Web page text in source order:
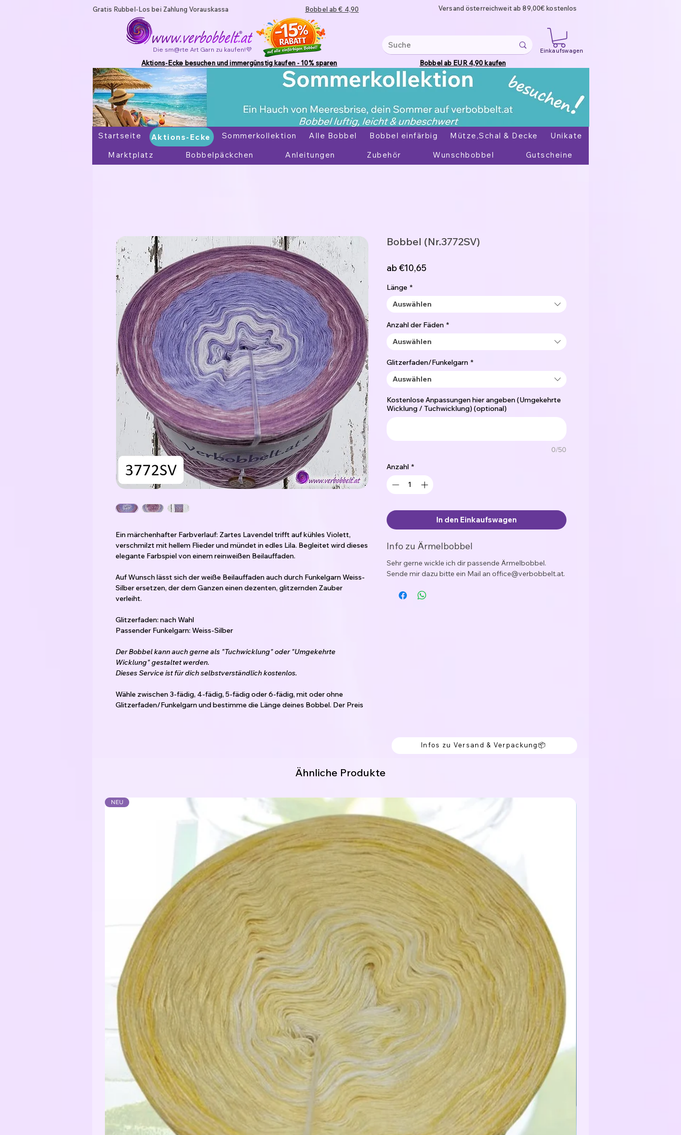
Gratis Rubbel-Los bei Zahlung Vorauskassa Bobbel ab € 4,90 Versand österreichweit ab 89,00€ kostenlos
Die sm@rte Art Garn zu kaufen!💜 Einkaufswagen
Aktions-Ecke besuchen und immergünstig kaufen - 10% sparen Bobbel ab EUR 4,90 kaufen
Startseite Aktions-Ecke Sommerkollektion Alle Bobbel Bobbel einfärbig Mütze,Schal & Decke
Unikate
Marktplatz
Bobbelpäckchen Anleitungen Zubehör Wunschbobbel Gutscheine
Aktions-Ecke
Ein märchenhafter Farbverlauf: Zartes Lavendel trifft auf kühles Violett,
verschmilzt mit hellem Flieder und mündet in edles Lila. Begleitet wird dieses
elegante Farbspiel von einem reinweißen Beilauffaden.
Auf Wunsch lässt sich der weiße Beilauffaden auch durch Funkelgarn Weiss-
Silber ersetzen, der dem Ganzen einen dezenten, glitzernden Zauber
verleiht.
Glitzerfaden: nach Wahl
Passender Funkelgarn: Weiss-Silber
Der Bobbel kann auch gerne als "Tuchwicklung" oder "Umgekehrte
Wicklung" gestaltet werden.
Dieses Service ist für dich selbstverständlich kostenlos.
Wähle zwischen 3-fädig, 4-fädig, 5-fädig oder 6-fädig, mit oder ohne
Glitzerfaden/Funkelgarn und bestimme die Länge deines Bobbel. Der Preis
Die Farbwechsel sind mit kleinen Knoten verbunden, welche einfach
Je nachdem wie die Farben verlaufen sollen.
Ausgenommen bei einer Tuchwicklung. (hier fängst du innen an.)
Meine Empfehlung für die Verarbeitung:
4-fädig: Nadelstärke 3,5 - 4,5
5-fädig: Nadelstärke 4,5 - 5,5
6-fädig: Nadelstärke 5,5 - 6,5
Je nachdem wie locker das Handwerk werden soll.
Bobbelgarn: 50% Baumwolle / 50% Polyacryl
Glitzerfaden: 62% Polyester / 38% Polyamid
Funkelgarn: 43% Baumwolle / 43% Acrylic / 9% Polyester / 5% Polyamid
Bobbel (Nr.3772SV)
ab €10,65Sale-
Länge *
Auswählen
Anzahl der Fäden *
Auswählen
Glitzerfaden/Funkelgarn *
Auswählen
Kostenlose Anpassungen hier angeben (Umgekehrte
Wicklung / Tuchwicklung) (optional)
0/50
Anzahl *
In den Einkaufswagen
Info zu Ärmelbobbel
Sehr gerne wickle ich dir passende Ärmelbobbel.
Sende mir dazu bitte ein Mail an office@verbobbelt.at.
Infos zu Versand & Verpackung📦
Ähnliche Produkte
NEU